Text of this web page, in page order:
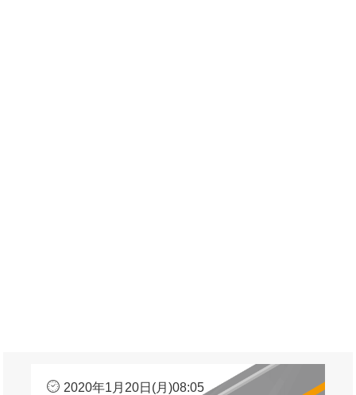
2020年1月20日(月)08:05